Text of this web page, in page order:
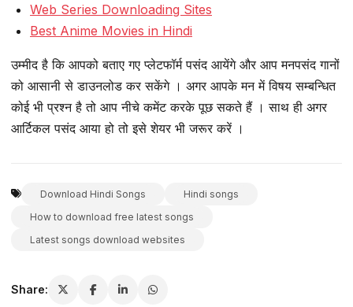
Web Series Downloading Sites
Best Anime Movies in Hindi
उम्मीद है कि आपको बताए गए प्लेटफॉर्म पसंद आयेंगे और आप मनपसंद गानों
को आसानी से डाउनलोड कर सकेंगे । अगर आपके मन में विषय सम्बन्धित
कोई भी प्रश्न है तो आप नीचे कमेंट करके पूछ सकते हैं । साथ ही अगर
आर्टिकल पसंद आया हो तो इसे शेयर भी जरूर करें ।
Download Hindi Songs
Hindi songs
How to download free latest songs
Latest songs download websites
Share: